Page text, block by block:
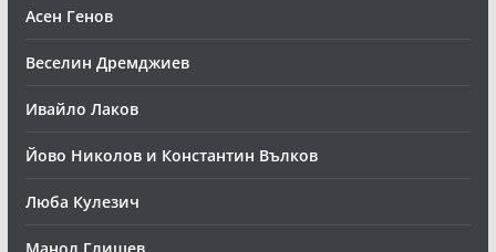
Асен Генов
Веселин Дремджиев
Ивайло Лаков
Йово Николов и Константин Вълков
Люба Кулезич